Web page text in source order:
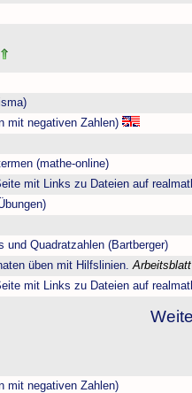
mit negativen Zahlen)
(mathe-online)
mit Links zu Dateien auf
und Quadratzahlen (Bartberger)
üben mit Hilfslinien.
mit Links zu Dateien auf
mit negativen Zahlen)